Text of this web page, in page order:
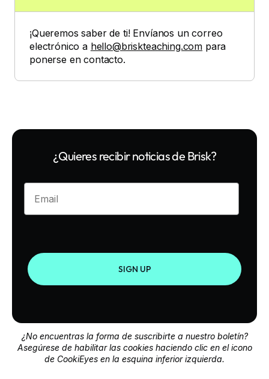
¡Queremos saber de ti! Envíanos un correo
electrónico a hello@briskteaching.com para
ponerse en contacto.
¿Quieres recibir noticias de Brisk?
Enter your email
SIGN UP
¿No encuentras la forma de suscribirte a nuestro boletín?
Asegúrese de habilitar las cookies haciendo clic en el icono
de CookiEyes en la esquina inferior izquierda.